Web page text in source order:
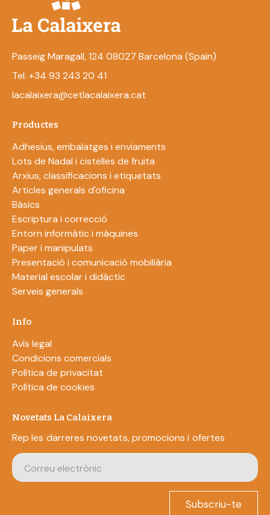
Passeig Maragall, 124 08027 Barcelona (Spain)
Tel. +34 93 243 20 41
lacalaixera@cetlacalaixera.cat
Productes
Adhesius, embalatges i enviaments
Lots de Nadal i cistelles de fruita
Arxius, classificacions i etiquetats
Articles generals d'oficina
Bàsics
Escriptura i correcció
Entorn informàtic i màquines
Paper i manipulats
Presentació i comunicació mobiliària
Material escolar i didàctic
Serveis generals
Info
Avís legal
Condicions comercials
Política de privacitat
Política de cookies
Novetats La Calaixera
Rep les darreres novetats, promocions i ofertes
Subscriu-te